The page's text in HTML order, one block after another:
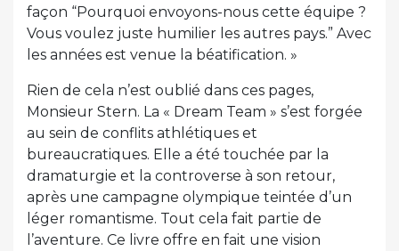
façon “Pourquoi envoyons-nous cette équipe ?
Vous voulez juste humilier les autres pays.” Avec
les années est venue la béatification. »
Rien de cela n’est oublié dans ces pages,
Monsieur Stern. La « Dream Team » s’est forgée
au sein de conflits athlétiques et
bureaucratiques. Elle a été touchée par la
dramaturgie et la controverse à son retour,
après une campagne olympique teintée d’un
léger romantisme. Tout cela fait partie de
l’aventure. Ce livre offre en fait une vision